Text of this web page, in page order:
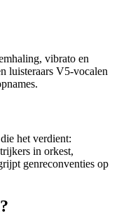
vibrato en
luisteraars V5-vocalen
het verdient:
in orkest,
genreconventies op